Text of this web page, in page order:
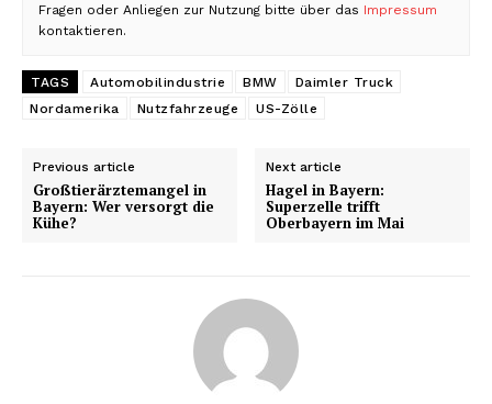
Fragen oder Anliegen zur Nutzung bitte über das Impressum
kontaktieren.
TAGS Automobilindustrie BMW
Daimler Truck
Nordamerika
Nutzfahrzeuge US-Zölle
Previous article
Großtierärztemangel in
Bayern: Wer versorgt die
Kühe?
Next article
Hagel in Bayern:
Superzelle trifft
Oberbayern im Mai